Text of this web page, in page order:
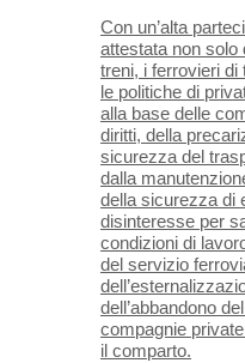
Con un’alta
attestata non solo
treni, i ferrovieri di
le politiche di
alla base delle
diritti, della
sicurezza del
dalla
della sicurezza di
disinteresse per
condizioni di
del servizio
dell’abbandono
compagnie
il comparto.